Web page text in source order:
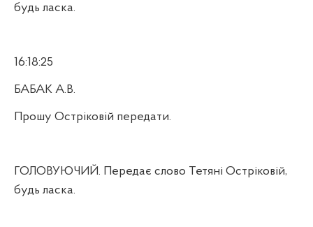
будь ласка.
16:18:25
БАБАК А.В.
Прошу Остріковій передати.
ГОЛОВУЮЧИЙ. Передає слово Тетяні Остріковій,
будь ласка.